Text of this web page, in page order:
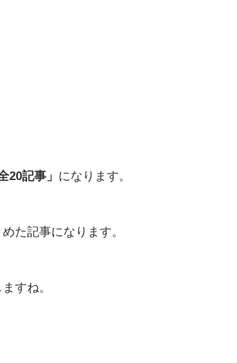
20記事」 になります。
た記事になります。
ますね。